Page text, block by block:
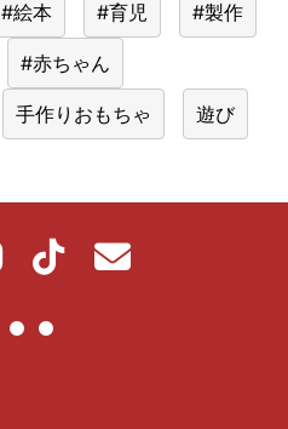
#絵本 #育児 #製作
#赤ちゃん
手作りおもちゃ 遊び